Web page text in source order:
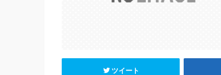
ツイート